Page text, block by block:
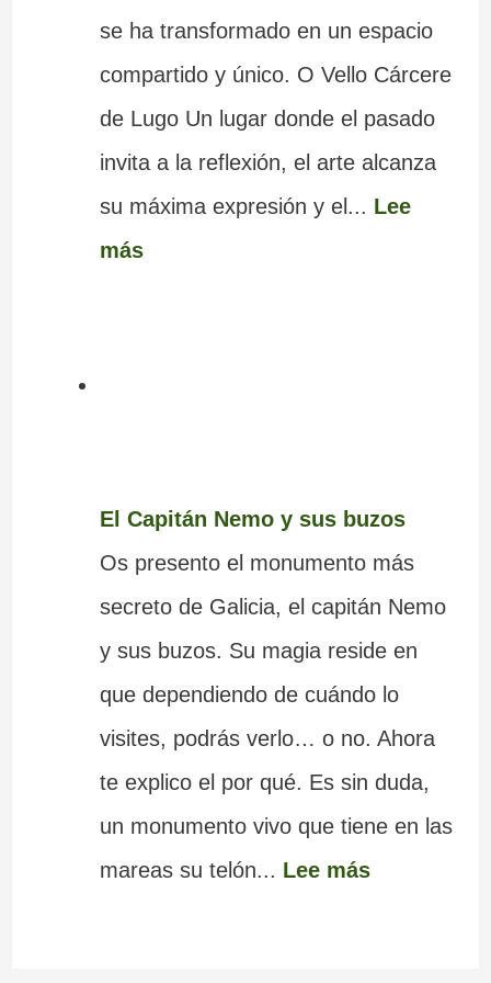
se ha transformado en un espacio
compartido y único. O Vello Cárcere
de Lugo Un lugar donde el pasado
invita a la reflexión, el arte alcanza
su máxima expresión y el... Lee
más
El Capitán Nemo y sus buzos
Os presento el monumento más
secreto de Galicia, el capitán Nemo
y sus buzos. Su magia reside en
que dependiendo de cuándo lo
visites, podrás verlo… o no. Ahora
te explico el por qué. Es sin duda,
un monumento vivo que tiene en las
mareas su telón... Lee más